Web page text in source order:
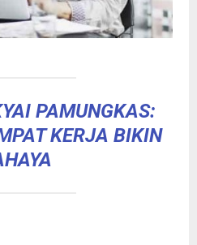
PAMUNGKAS:
KERJA BIKIN